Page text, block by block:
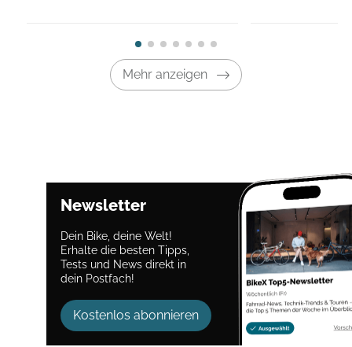
Mehr anzeigen
Newsletter
Dein Bike, deine Welt!
Erhalte die besten Tipps,
Tests und News direkt in
dein Postfach!
Kostenlos abonnieren